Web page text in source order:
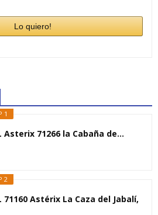
Lo quiero!
1
Asterix 71266 la Cabaña de...
2
71160 Astérix La Caza del Jabalí,